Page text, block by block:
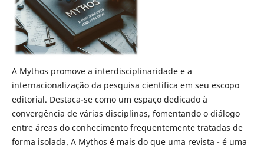
A Mythos promove a interdisciplinaridade e a
internacionalização da pesquisa científica em seu escopo
editorial. Destaca-se como um espaço dedicado à
convergência de várias disciplinas, fomentando o diálogo
entre áreas do conhecimento frequentemente tratadas de
forma isolada. A Mythos é mais do que uma revista - é uma